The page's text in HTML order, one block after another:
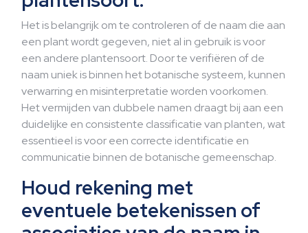
Het is belangrijk om te controleren of de naam die aan
een plant wordt gegeven, niet al in gebruik is voor
een andere plantensoort. Door te verifiëren of de
naam uniek is binnen het botanische systeem, kunnen
verwarring en misinterpretatie worden voorkomen.
Het vermijden van dubbele namen draagt bij aan een
duidelijke en consistente classificatie van planten, wat
essentieel is voor een correcte identificatie en
communicatie binnen de botanische gemeenschap.
Houd rekening met
eventuele betekenissen of